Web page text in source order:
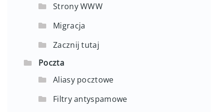
Strony WWW
Migracja
Zacznij tutaj
Poczta
Aliasy pocztowe
Filtry antyspamowe